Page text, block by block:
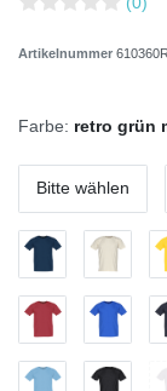
Artikelnummer
Farbe: retro grün
Bitte wählen